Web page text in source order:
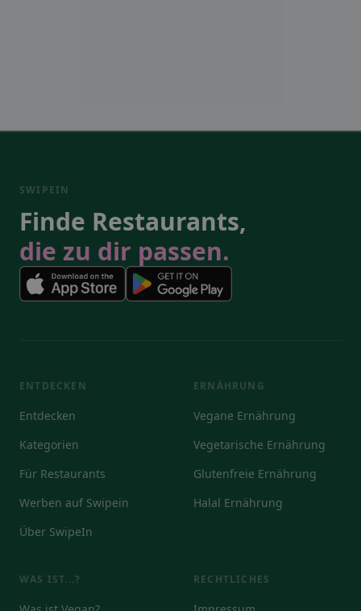
SWIPEIN
Finde Restaurants,
die zu dir passen.
ENTDECKEN
Entdecken
Kategorien
Für Restaurants
Werben auf Swipein
Über SwipeIn
ERNÄHRUNG
Vegane Ernährung
Vegetarische Ernährung
Glutenfreie Ernährung
Halal Ernährung
WAS IST...? RECHTLICHES